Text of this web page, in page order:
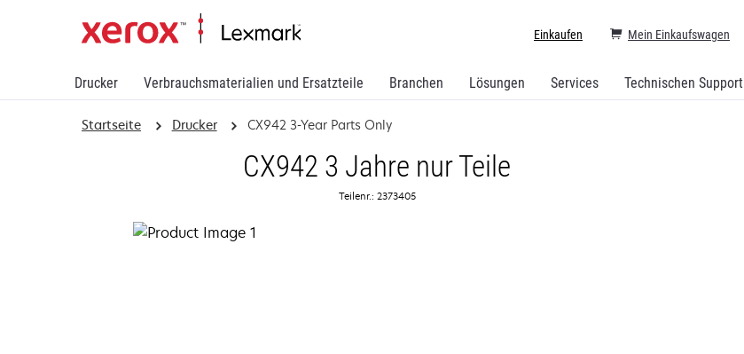
Drucker Verbrauchsmaterialien und Ersatzteile Branchen Lösungen Services Technischen Support
Einkaufen Mein Einkaufswagen
Startseite Drucker CX942 3-Year Parts Only
CX942 3 Jahre nur Teile
Teilenr.: 2373405